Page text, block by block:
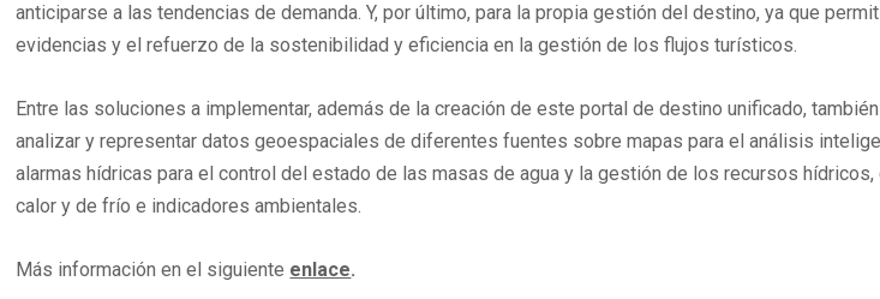
anticiparse a las tendencias de demanda. Y, por último, para la propia gestión del destino, ya que
evidencias y el refuerzo de la sostenibilidad y eficiencia en la gestión de los flujos turísticos.
Entre las soluciones a implementar, además de la creación de este portal de destino unificado,
analizar y representar datos geoespaciales de diferentes fuentes sobre mapas para el análisis
alarmas hídricas para el control del estado de las masas de agua y la gestión de los recursos
calor y de frío e indicadores ambientales.
Más información en el siguiente enlace.